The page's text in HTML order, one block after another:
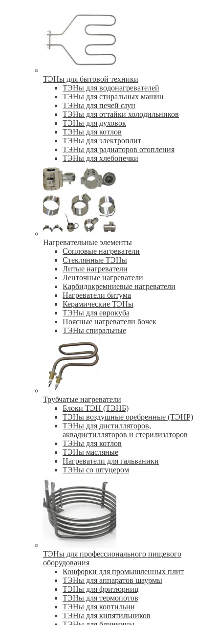
ТЭНы для бытовой техники
ТЭНы для водонагревателей
ТЭНы для стиральных машин
ТЭНы для печей саун
ТЭНы для оттайки холодильников
ТЭНы для духовок
ТЭНы для котлов
ТЭНы для электроплит
ТЭНы для радиаторов отопления
ТЭНы для хлебопечки
Нагревательные элементы
Сопловые нагреватели
Стеклянные ТЭНы
Литые нагреватели
Ленточные нагреватели
Карбидокремниевые нагреватели
Нагреватели битума
Керамические ТЭНы
ТЭНы для еврокуба
Поясные нагреватели бочек
ТЭНы спиральные
Трубчатые нагреватели
Блоки ТЭН (ТЭНБ)
ТЭНы воздушные оребренные (ТЭНР)
ТЭНы для дистилляторов,
аквадистилляторов и стерилизаторов
ТЭНы для котлов
ТЭНы масляные
Нагреватели для гальваники
ТЭНы со штуцером
ТЭНы для профессионального пищевого
оборудования
Конфорки для промышленных плит
ТЭНы для аппаратов шаурмы
ТЭНы для фритюрниц
ТЭНы для термопотов
ТЭНы для коптильни
ТЭНы для кипятильников